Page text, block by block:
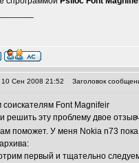
Сен 2008 21:52 Заголовок
соискателям Font Magnifeir
решить эту проблему двое
поможет. У меня Nokia n73
первый и тщательно